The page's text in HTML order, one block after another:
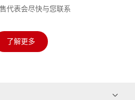
代表会尽快与您联系
了解更多